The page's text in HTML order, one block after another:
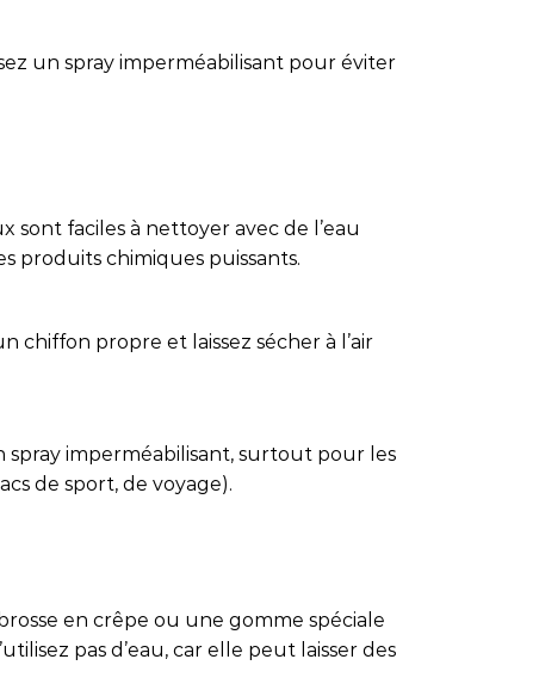
un spray imperméabilisant pour éviter
sont faciles à nettoyer avec de l’eau
produits chimiques puissants.
chiffon propre et laissez sécher à l’air
imperméabilisant, surtout pour les
de sport, de voyage).
en crêpe ou une gomme spéciale
pas d’eau, car elle peut laisser des